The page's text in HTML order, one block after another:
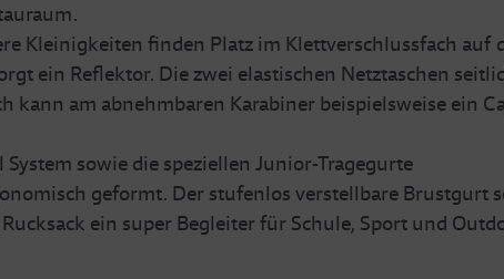
Kleinigkeiten finden Platz im Klettverschlussfach auf
ein Reflektor. Die zwei elastischen Netztaschen
kann am abnehmbaren Karabiner beispielsweise ein
System sowie die speziellen Junior-Tragegurte
geformt. Der stufenlos verstellbare Brustgurt
ein super Begleiter für Schule, Sport und